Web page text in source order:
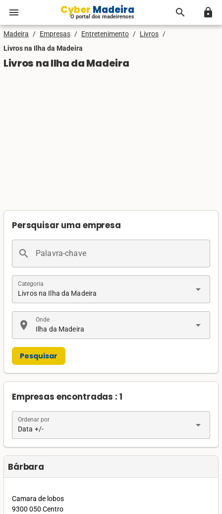
menu Cyber Madeira
O portal dos madeirenses search lock
Madeira / Empresas / Entretenimento / Livros /
Livros na Ilha da Madeira
Livros na Ilha da Madeira
Persquisar uma empresa
search Palavra-chave
Livros na Ilha da Madeira
Categoria arrow_drop_down
location_on Ilha da Madeira
Onde arrow_drop_down
Pesquisar
Empresas encontradas : 1
Data +/-
Ordenar por arrow_drop_down
Bárbara
Camara de lobos
9300 050 Centro